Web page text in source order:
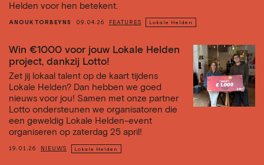
Helden voor hen betekent.
ANOUK TORBEYNS 09.04.26 FEATURES Lokale Helden
Win €1000 voor jouw Lokale Helden
project, dankzij Lotto!
Zet jij lokaal talent op de kaart tijdens
Lokale Helden? Dan hebben we goed
nieuws voor jou! Samen met onze partner
Lotto ondersteunen we organisatoren die
een geweldig Lokale Helden-event
organiseren op zaterdag 25 april!
19.01.26 NIEUWS Lokale Helden